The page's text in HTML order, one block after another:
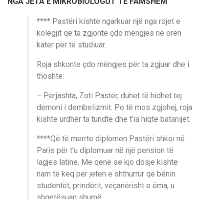
**** Pastëri kishte ngarkuar një nga rojet e
kolegjit që ta zgjonte çdo mëngjes në orën
katër për të studiuar.
Roja shkonte çdo mëngjes për ta zgjuar dhe i
thoshte:
– Përjashta, Zoti Pastër, duhet të hidhet tej
demoni i dembelizmit. Po të mos zgjohej, roja
kishte urdhër ta tundte dhe t’ia hiqte batanijet.
****Që të merrte diplomën Pastëri shkoi në
Paris për t’u diplomuar në një pension të
lagjes latine. Me qenë se kjo dosje kishte
nam të keq për jetën e shthurrur që bënin
studentët, prindërit, veçanërisht e ëma, u